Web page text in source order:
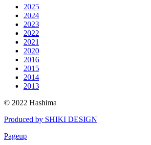
2025
2024
2023
2022
2021
2020
2016
2015
2014
2013
© 2022 Hashima
Produced by SHIKI DESIGN
Pageup